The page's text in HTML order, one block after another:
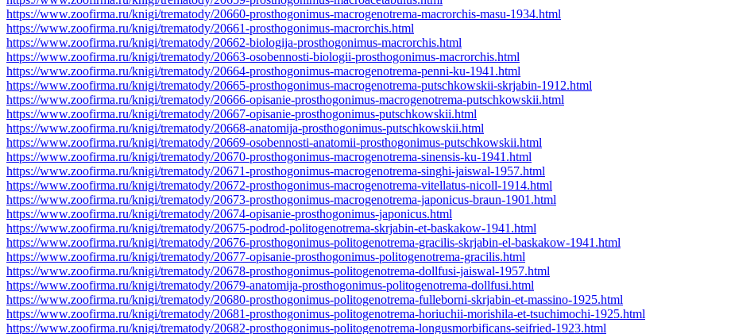
https://www.zoofirma.ru/knigi/trematody/20660-prosthogonimus-macrogenotrema-macrorchis-masu-1934.html
https://www.zoofirma.ru/knigi/trematody/20661-prosthogonimus-macrorchis.html
https://www.zoofirma.ru/knigi/trematody/20662-biologija-prosthogonimus-macrorchis.html
https://www.zoofirma.ru/knigi/trematody/20663-osobennosti-biologii-prosthogonimus-macrorchis.html
https://www.zoofirma.ru/knigi/trematody/20664-prosthogonimus-macrogenotrema-penni-ku-1941.html
https://www.zoofirma.ru/knigi/trematody/20665-prosthogonimus-macrogenotrema-putschkowskii-skrjabin-1912.html
https://www.zoofirma.ru/knigi/trematody/20666-opisanie-prosthogonimus-macrogenotrema-putschkowskii.html
https://www.zoofirma.ru/knigi/trematody/20667-opisanie-prosthogonimus-putschkowskii.html
https://www.zoofirma.ru/knigi/trematody/20668-anatomija-prosthogonimus-putschkowskii.html
https://www.zoofirma.ru/knigi/trematody/20669-osobennosti-anatomii-prosthogonimus-putschkowskii.html
https://www.zoofirma.ru/knigi/trematody/20670-prosthogonimus-macrogenotrema-sinensis-ku-1941.html
https://www.zoofirma.ru/knigi/trematody/20671-prosthogonimus-macrogenotrema-singhi-jaiswal-1957.html
https://www.zoofirma.ru/knigi/trematody/20672-prosthogonimus-macrogenotrema-vitellatus-nicoll-1914.html
https://www.zoofirma.ru/knigi/trematody/20673-prosthogonimus-macrogenotrema-japonicus-braun-1901.html
https://www.zoofirma.ru/knigi/trematody/20674-opisanie-prosthogonimus-japonicus.html
https://www.zoofirma.ru/knigi/trematody/20675-podrod-politogenotrema-skrjabin-et-baskakow-1941.html
https://www.zoofirma.ru/knigi/trematody/20676-prosthogonimus-politogenotrema-gracilis-skrjabin-el-baskakow-1941.html
https://www.zoofirma.ru/knigi/trematody/20677-opisanie-prosthogonimus-politogenotrema-gracilis.html
https://www.zoofirma.ru/knigi/trematody/20678-prosthogonimus-politogenotrema-dollfusi-jaiswal-1957.html
https://www.zoofirma.ru/knigi/trematody/20679-anatomija-prosthogonimus-politogenotrema-dollfusi.html
https://www.zoofirma.ru/knigi/trematody/20680-prosthogonimus-politogenotrema-fulleborni-skrjabin-et-massino-1925.html
https://www.zoofirma.ru/knigi/trematody/20681-prosthogonimus-politogenotrema-horiuchii-morishila-et-tsuchimochi-1925.html
https://www.zoofirma.ru/knigi/trematody/20682-prosthogonimus-politogenotrema-longusmorbificans-seifried-1923.html